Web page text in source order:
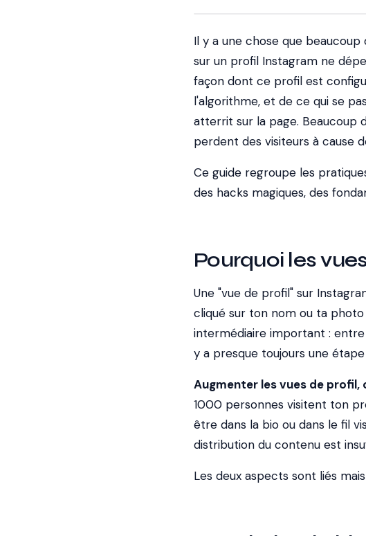
Il y a une chose que
sur un profil Instagram ne
façon dont ce profil est
l'algorithme, et de ce qui se
atterrit sur la page. Beaucoup
perdent des visiteurs à cause
Ce guide regroupe les
des hacks magiques, des
Pourquoi les
Une "vue de profil" sur
cliqué sur ton nom ou ta
intermédiaire important :
y a presque toujours une
Augmenter les vues de
1000 personnes visitent ton
être dans la bio ou dans le fil
distribution du contenu est
Les deux aspects sont liés